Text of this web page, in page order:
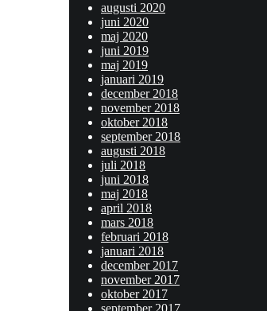
augusti 2020
juni 2020
maj 2020
juni 2019
maj 2019
januari 2019
december 2018
november 2018
oktober 2018
september 2018
augusti 2018
juli 2018
juni 2018
maj 2018
april 2018
mars 2018
februari 2018
januari 2018
december 2017
november 2017
oktober 2017
september 2017